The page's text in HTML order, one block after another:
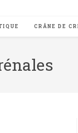
CRÂNE DE